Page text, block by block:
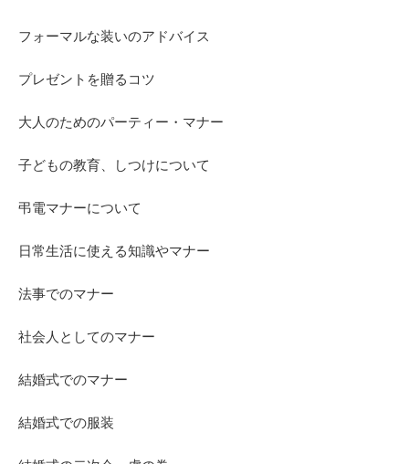
フォーマルな装いのアドバイス
プレゼントを贈るコツ
大人のためのパーティー・マナー
子どもの教育、しつけについて
弔電マナーについて
日常生活に使える知識やマナー
法事でのマナー
社会人としてのマナー
結婚式でのマナー
結婚式での服装